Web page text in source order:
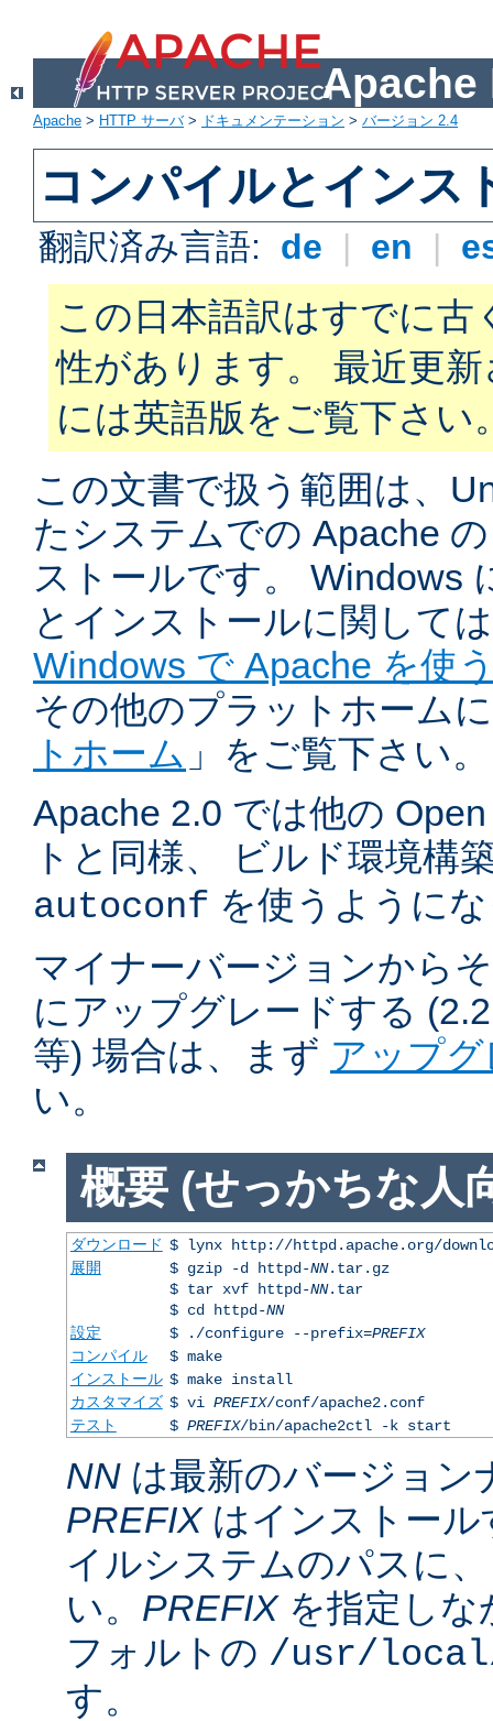
Apache
Apache > HTTP サーバ> ドキュメンテーション > バージョン 2.4
コンパイルとインス
翻訳済み言語: de | en |
この日本語訳はすでに古
性があります。 最近更
には英語版をご覧下さい
この文書で扱う範囲は、
たシステムでの Apache
ストールです。 Windows
とインストールに関して
Windows で Apache を使
その他のプラットホーム
トホーム 」をご覧下さい。
Apache 2.0 では他の
トと同様、 ビルド環境構
autoconf を使うように
マイナーバージョンから
にアップグレードする
等) 場合は、まず アップ
い。
概要 (せっかちな人
ダウンロード $ lynx http://httpd.apache.org/
展開
$ gzip -d httpd-NN.tar.gz
$ tar xvf httpd-NN.tar
$ cd httpd-NN
設定
$ ./configure --prefix=PREFIX
コンパイル
$ make
インストール $ make install
カスタマイズ $ vi PREFIX/conf/apache2.conf
テスト
$ PREFIX/bin/apache2ctl -k start
NN は最新のバージョン
PREFIXはインストール
イルシステムのパスに
い。 PREFIXを指定しな
フォルトの /usr/local/
す。